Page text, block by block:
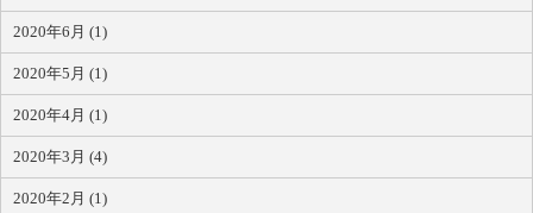
2020年6月 (1)
2020年5月 (1)
2020年4月 (1)
2020年3月 (4)
2020年2月 (1)